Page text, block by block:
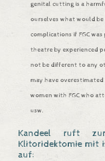
genital cutting is a
ourselves what would
complications if FGC
theatre by experienced
not be different to any
may have
women with FGC who
usw.
Kandeel ruft
Klitoridektomie mit
auf: